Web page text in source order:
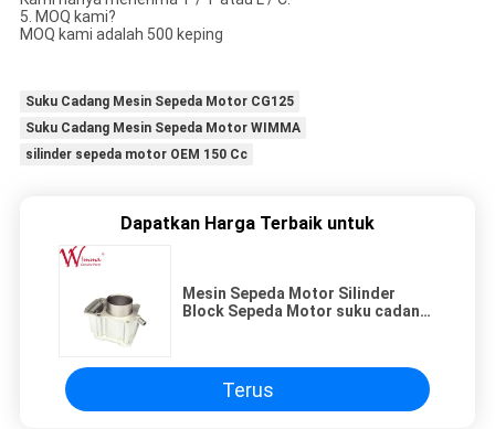
5. MOQ kami?
MOQ kami adalah 500 keping
Suku Cadang Mesin Sepeda Motor CG125
Suku Cadang Mesin Sepeda Motor WIMMA
silinder sepeda motor OEM 150 Cc
Dapatkan Harga Terbaik untuk
Mesin Sepeda Motor Silinder
Block Sepeda Motor suku cadang
Terus